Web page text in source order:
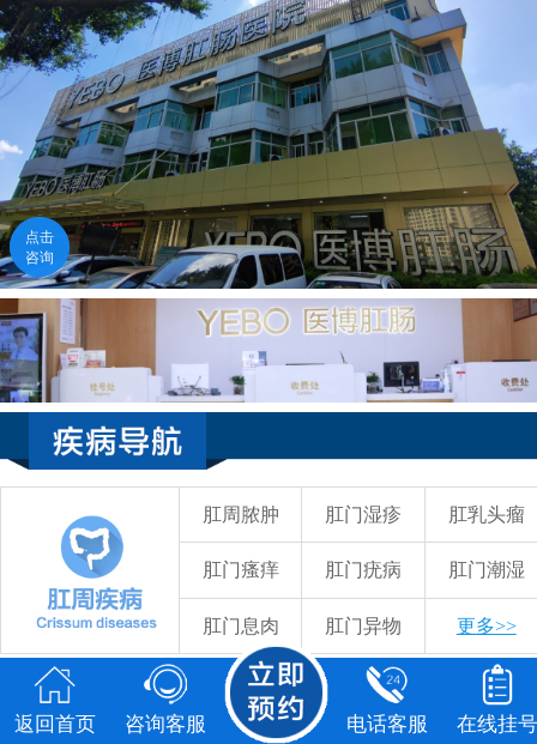
点击
咨询
吴和木 主任医师 教授
福州医博肛肠医院
点击咨询